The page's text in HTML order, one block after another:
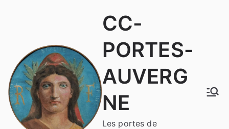
CC-
PORTES-
AUVERG
NE
Les portes de